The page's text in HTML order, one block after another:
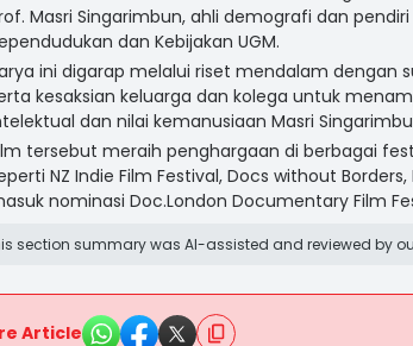
Masri Singarimbun, ahli demografi dan pendiri
dan Kebijakan UGM.
ini digarap melalui riset mendalam dengan
kesaksian keluarga dan kolega untuk
dan nilai kemanusiaan Masri
tersebut meraih penghargaan di berbagai
NZ Indie Film Festival, Docs without
nominasi Doc.London Documentary Film
section summary was AI-assisted and reviewed by
Article